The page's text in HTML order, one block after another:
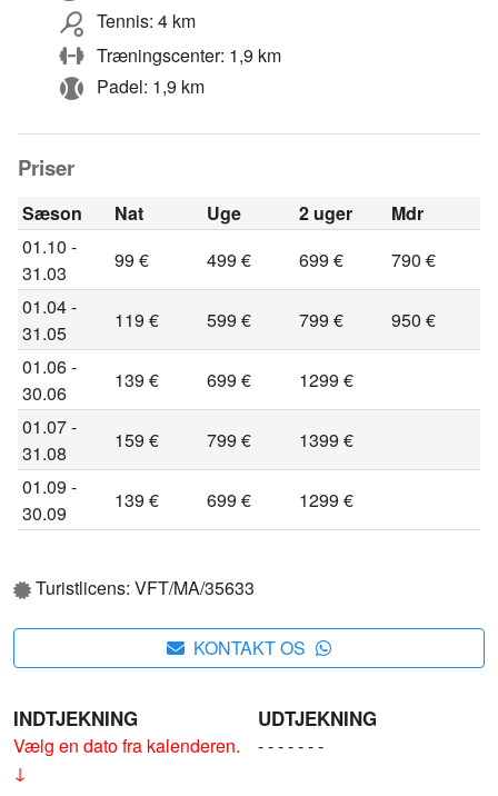
Tennis: 4 km
Træningscenter: 1,9 km
Padel: 1,9 km
Priser
Sæson Nat Uge 2 uger
Mdr
01.10 -
31.03
99 € 499 € 699 €
790 €
01.04 -
31.05
119 € 599 € 799 €
950 €
01.06 -
30.06
139 € 699 €
1299 €
01.07 -
31.08
159 € 799 €
1399 €
01.09 -
30.09
139 € 699 € 1299 €
Turistlicens: VFT/MA/35633
KONTAKT OS
INDTJEKNING
Vælg en dato fra kalenderen.
↓
UDTJEKNING
- - - - - - -